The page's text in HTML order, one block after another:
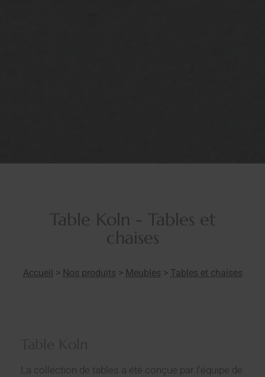
Table Koln - Tables et
chaises
Accueil > Nos produits > Meubles > Tables et chaises
La collection de tables a été conçue par l’équipe de